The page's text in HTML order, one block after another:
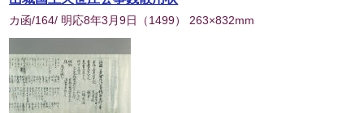
カ函/164/ 明応8年3月9日 （1499） 263×832mm